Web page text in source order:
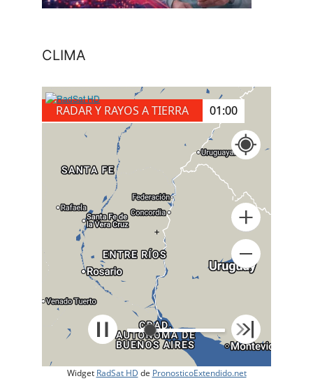
CLIMA
RADAR Y RAYOS A TIERRA 01:20
+
Widget RadSat HD de PronosticoExtendido.net